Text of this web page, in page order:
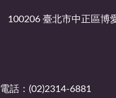
100206 臺北市中正區博
電話：(02)2314-6881